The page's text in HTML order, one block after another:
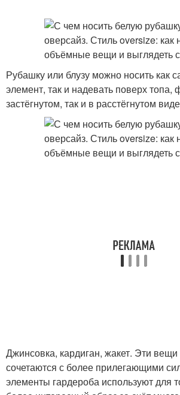
Рубашку или блузу можно носить как
элемент, так и надевать поверх топа,
застёгнутом, так и в расстёгнутом
Джинсовка, кардиган, жакет. Эти
сочетаются с более прилегающими
элементы гардероба используют для